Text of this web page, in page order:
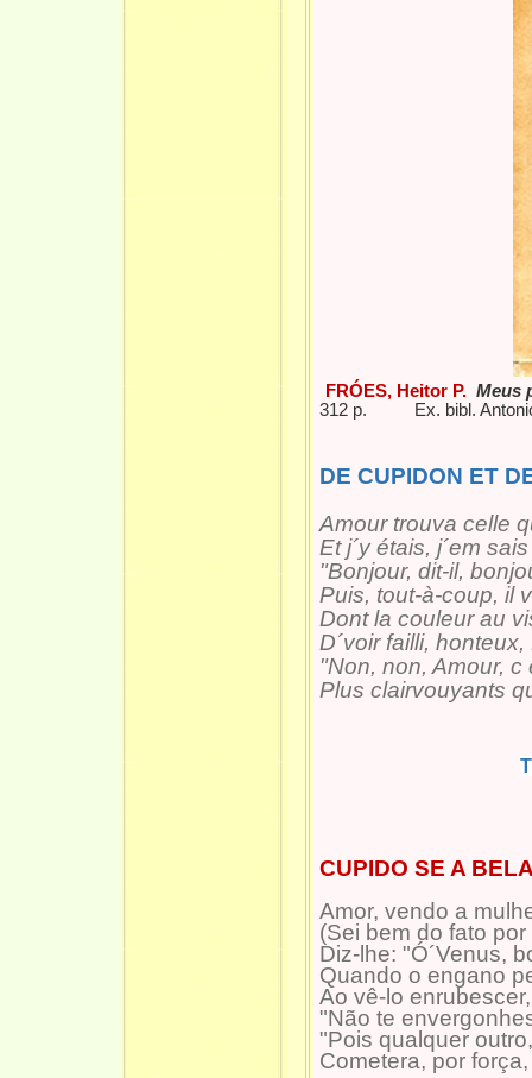
FRÓES, Heitor P. Meus
312 p. Ex. bibl. Antonio
DE CUPIDON ET
Amour trouva celle
Et j´y étais, j´em
"Bonjour, dit-il,
Puis, tout-à-coup, il
Dont la couleur au
D´voir failli,
"Non, non, Amour, c
Plus clairvouyants
CUPIDO SE A
Amor, vendo a
(Sei bem do fato
Diz-lhe: "Ó´Venus,
Quando o engano
Ao vê-lo
"Não te
"Pois qualquer
Cometera, por